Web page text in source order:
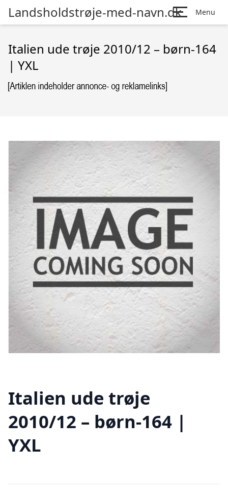
Landsholdstrøje-med-navn.dk Menu
Italien ude trøje 2010/12 – børn-164
| YXL
Italien ude trøje
2010/12 – børn-164 |
YXL